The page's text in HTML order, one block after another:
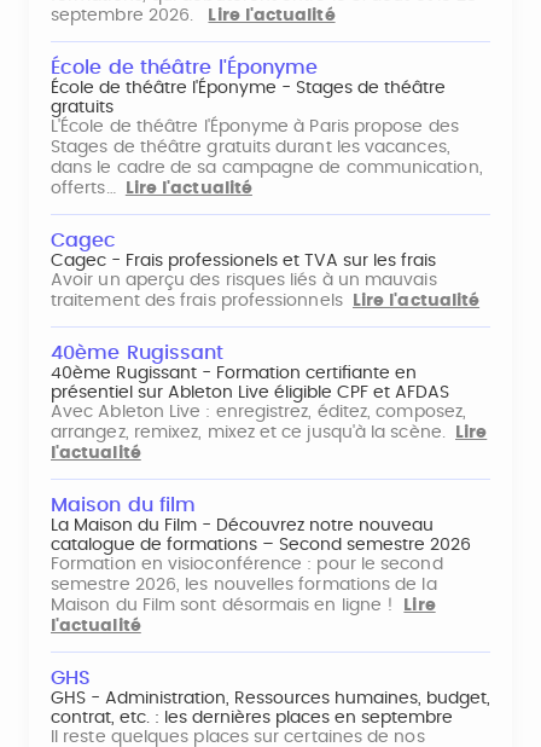
septembre 2026.
Lire l'actualité
École de théâtre l'Éponyme
École de théâtre l'Éponyme - Stages de théâtre
gratuits
L'École de théâtre l'Éponyme à Paris propose des
Stages de théâtre gratuits durant les vacances,
dans le cadre de sa campagne de communication,
offerts…
Lire l'actualité
Cagec
Cagec - Frais professionels et TVA sur les frais
Avoir un aperçu des risques liés à un mauvais
traitement des frais professionnels
Lire l'actualité
40ème Rugissant
40ème Rugissant - Formation certifiante en
présentiel sur Ableton Live éligible CPF et AFDAS
Avec Ableton Live : enregistrez, éditez, composez,
arrangez, remixez, mixez et ce jusqu'à la scène.
Lire
l'actualité
Maison du film
La Maison du Film - Découvrez notre nouveau
catalogue de formations – Second semestre 2026
Formation en visioconférence : pour le second
semestre 2026, les nouvelles formations de la
Maison du Film sont désormais en ligne !
Lire
l'actualité
GHS
GHS - Administration, Ressources humaines, budget,
contrat, etc. : les dernières places en septembre
Il reste quelques places sur certaines de nos